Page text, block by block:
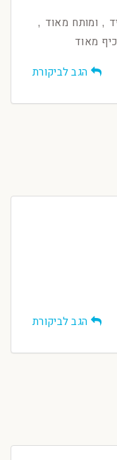
, ומותח מאוד ,
מאוד
הגב לביקורת
הגב לביקורת